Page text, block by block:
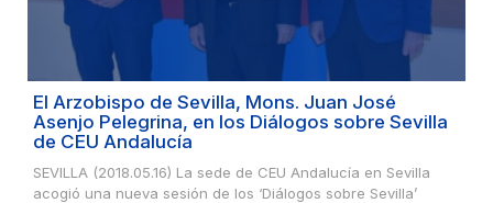
El Arzobispo de Sevilla, Mons. Juan José
Asenjo Pelegrina, en los Diálogos sobre Sevilla
de CEU Andalucía
SEVILLA (2018.05.16) La sede de CEU Andalucía en Sevilla
acogió una nueva sesión de los ‘Diálogos sobre Sevilla’